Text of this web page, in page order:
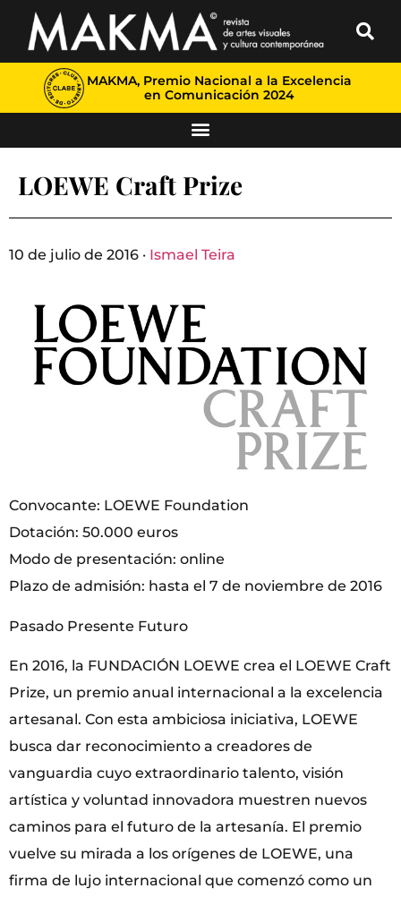
MAKMA, Premio Nacional a la Excelencia
en Comunicación 2024
LOEWE Craft Prize
10 de julio de 2016 · Ismael Teira
Convocante: LOEWE Foundation
Dotación: 50.000 euros
Modo de presentación: online
Plazo de admisión: hasta el 7 de noviembre de 2016
Pasado Presente Futuro
En 2016, la FUNDACIÓN LOEWE crea el LOEWE Craft
Prize, un premio anual internacional a la excelencia
artesanal. Con esta ambiciosa iniciativa, LOEWE
busca dar reconocimiento a creadores de
vanguardia cuyo extraordinario talento, visión
artística y voluntad innovadora muestren nuevos
caminos para el futuro de la artesanía. El premio
vuelve su mirada a los orígenes de LOEWE, una
firma de lujo internacional que comenzó como un